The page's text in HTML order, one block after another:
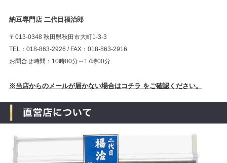
納豆専門店 二代目福治郎
〒013-0348 秋田県秋田市大町1-3-3
TEL：018-863-2926 / FAX：018-863-2916
お問合せ時間：10時00分～17時00分
※当店からのメールが届かない場合はコチラ をご確認ください。